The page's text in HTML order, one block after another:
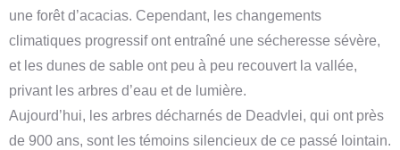
une forêt d’acacias. Cependant, les changements
climatiques progressif ont entraîné une sécheresse sévère,
et les dunes de sable ont peu à peu recouvert la vallée,
privant les arbres d’eau et de lumière.
Aujourd’hui, les arbres décharnés de Deadvlei, qui ont près
de 900 ans, sont les témoins silencieux de ce passé lointain.